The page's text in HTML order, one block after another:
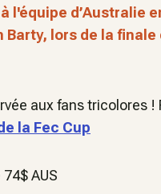
l'équipe d’Australie
lors de la finale
aux fans tricolores !
la Fec Cup
AUS